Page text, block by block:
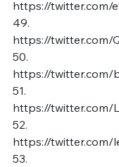
https://twitter.com/
49.
https://twitter.com/
50.
https://twitter.com/
51.
https://twitter.com/
52.
https://twitter.com/
53.